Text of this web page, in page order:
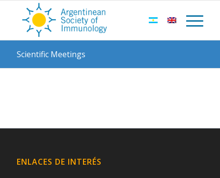
Scientific Meetings
ENLACES DE INTERÉS